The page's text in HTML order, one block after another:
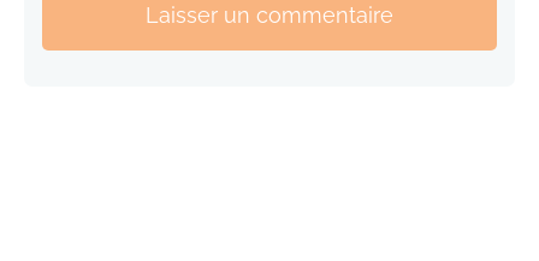
Laisser un commentaire